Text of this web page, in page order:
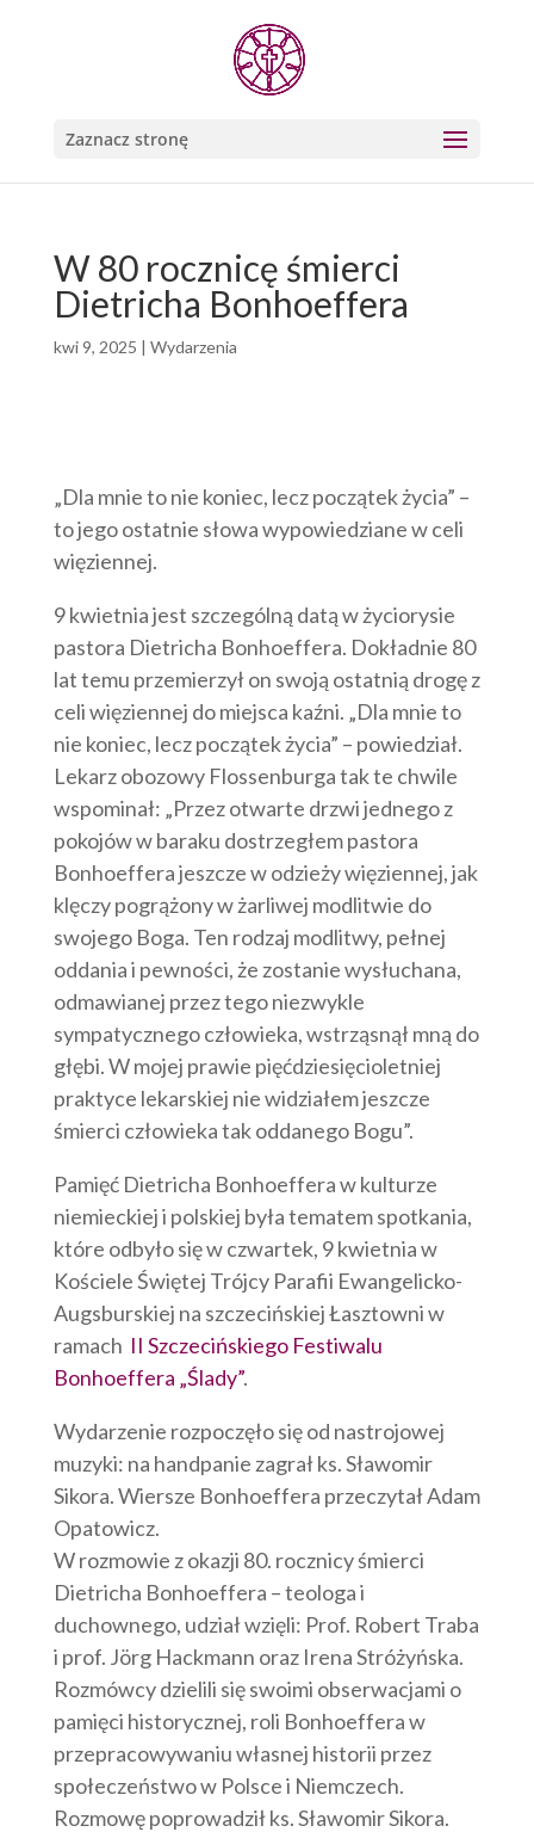
Zaznacz stronę
W 80 rocznicę śmierci
Dietricha Bonhoeffera
kwi 9, 2025 | Wydarzenia
„Dla mnie to nie koniec, lecz początek życia” –
to jego ostatnie słowa wypowiedziane w celi
więziennej.
9 kwietnia jest szczególną datą w życiorysie
pastora Dietricha Bonhoeffera. Dokładnie 80
lat temu przemierzył on swoją ostatnią drogę z
celi więziennej do miejsca kaźni. „Dla mnie to
nie koniec, lecz początek życia” – powiedział.
Lekarz obozowy Flossenburga tak te chwile
wspominał: „Przez otwarte drzwi jednego z
pokojów w baraku dostrzegłem pastora
Bonhoeffera jeszcze w odzieży więziennej, jak
klęczy pogrążony w żarliwej modlitwie do
swojego Boga. Ten rodzaj modlitwy, pełnej
oddania i pewności, że zostanie wysłuchana,
odmawianej przez tego niezwykle
sympatycznego człowieka, wstrząsnął mną do
głębi. W mojej prawie pięćdziesięcioletniej
praktyce lekarskiej nie widziałem jeszcze
śmierci człowieka tak oddanego Bogu”.
Pamięć Dietricha Bonhoeffera w kulturze
niemieckiej i polskiej była tematem spotkania,
które odbyło się w czwartek, 9 kwietnia w
Kościele Świętej Trójcy Parafii Ewangelicko-
Augsburskiej na szczecińskiej Łasztowni w
ramach II Szczecińskiego Festiwalu
Bonhoeffera „Ślady”.
Wydarzenie rozpoczęło się od nastrojowej
muzyki: na handpanie zagrał ks. Sławomir
Sikora. Wiersze Bonhoeffera przeczytał Adam
Opatowicz.
W rozmowie z okazji 80. rocznicy śmierci
Dietricha Bonhoeffera – teologa i
duchownego, udział wzięli: Prof. Robert Traba
i prof. Jörg Hackmann oraz Irena Stróżyńska.
Rozmówcy dzielili się swoimi obserwacjami o
pamięci historycznej, roli Bonhoeffera w
przepracowywaniu własnej historii przez
społeczeństwo w Polsce i Niemczech.
Rozmowę poprowadził ks. Sławomir Sikora.